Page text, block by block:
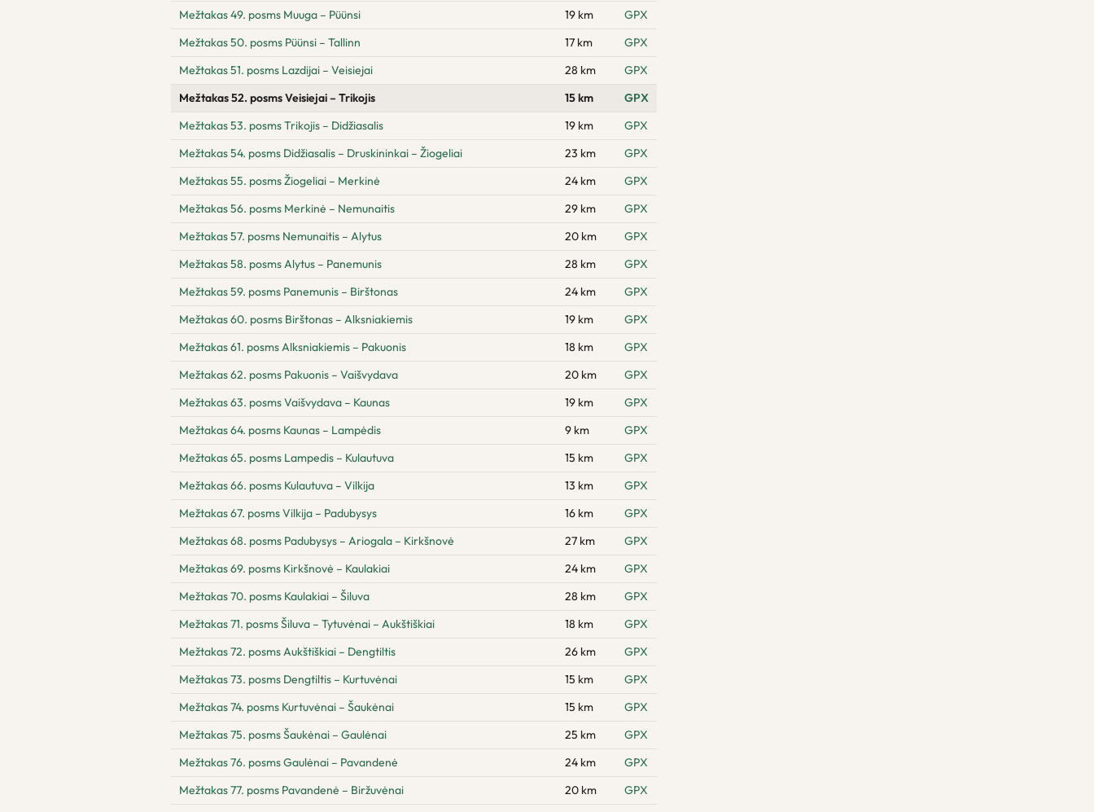
Mežtakas 49. posms Muuga – Püünsi
19 km
GPX
Mežtakas 50. posms Püünsi – Tallinn
17 km
GPX
Mežtakas 51. posms Lazdijai – Veisiejai
28 km
GPX
Mežtakas 52. posms Veisiejai – Trikojis
15 km
GPX
Mežtakas 53. posms Trikojis – Didžiasalis
19 km
GPX
Mežtakas 54. posms Didžiasalis – Druskininkai – Žiogeliai
23 km
GPX
Mežtakas 55. posms Žiogeliai – Merkinė
24 km
GPX
Mežtakas 56. posms Merkinė – Nemunaitis
29 km
GPX
Mežtakas 57. posms Nemunaitis – Alytus
20 km
GPX
Mežtakas 58. posms Alytus – Panemunis
28 km
GPX
Mežtakas 59. posms Panemunis – Birštonas
24 km
GPX
Mežtakas 60. posms Birštonas – Alksniakiemis
19 km
GPX
Mežtakas 61. posms Alksniakiemis – Pakuonis
18 km
GPX
Mežtakas 62. posms Pakuonis – Vaišvydava
20 km
GPX
Mežtakas 63. posms Vaišvydava – Kaunas
19 km
GPX
Mežtakas 64. posms Kaunas – Lampėdis
9 km
GPX
Mežtakas 65. posms Lampedis – Kulautuva
15 km
GPX
Mežtakas 66. posms Kulautuva – Vilkija
13 km
GPX
Mežtakas 67. posms Vilkija – Padubysys
16 km
GPX
Mežtakas 68. posms Padubysys – Ariogala – Kirkšnovė
27 km
GPX
Mežtakas 69. posms Kirkšnovė – Kaulakiai
24 km
GPX
Mežtakas 70. posms Kaulakiai – Šiluva
28 km
GPX
Mežtakas 71. posms Šiluva – Tytuvėnai – Aukštiškiai
18 km
GPX
Mežtakas 72. posms Aukštiškiai – Dengtiltis
26 km
GPX
Mežtakas 73. posms Dengtiltis – Kurtuvėnai
15 km
GPX
Mežtakas 74. posms Kurtuvėnai – Šaukėnai
15 km
GPX
Mežtakas 75. posms Šaukėnai – Gaulėnai
25 km
GPX
Mežtakas 76. posms Gaulėnai – Pavandenė
24 km
GPX
Mežtakas 77. posms Pavandenė – Biržuvėnai
20 km
GPX